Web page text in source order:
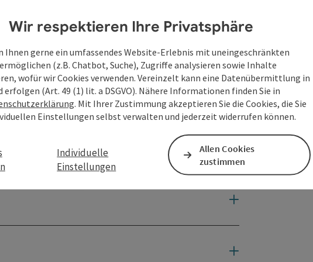
Wir respektieren Ihre Privatsphäre
Ihnen gerne ein umfassendes Website-Erlebnis mit uneingeschränkten
(z.B. Chatbot, Suche), Zugriffe analysieren sowie Inhalte
wofür wir Cookies verwenden. Vereinzelt kann eine Datenübermittlung in
(Art. 49 (1) lit. a DSGVO). Nähere Informationen finden Sie in
. Mit Ihrer Zustimmung akzeptieren Sie die Cookies, die Sie
Einstellungen selbst verwalten und jederzeit widerrufen können.
Individuelle
Einstellungen
Allen Cookies
zustimmen